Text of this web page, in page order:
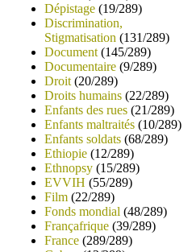
Dépistage (19/289)
Discrimination,
Stigmatisation (131/289)
Document (145/289)
Documentaire (9/289)
Droit (20/289)
Droits humains (22/289)
Enfants des rues (21/289)
Enfants maltraités (10/289)
Enfants soldats (68/289)
Ethiopie (12/289)
Ethnopsy (15/289)
EVVIH (55/289)
Film (22/289)
Fonds mondial (48/289)
Françafrique (39/289)
France (289/289)